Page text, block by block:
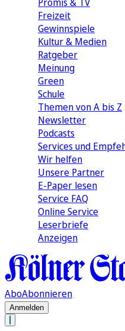
Freizeit
Gewinnspiele
Kultur & Medien
Ratgeber
Meinung
Green
Schule
Themen von A bis Z
Newsletter
Podcasts
Services und
Wir helfen
Unsere Partner
E-Paper lesen
Service FAQ
Online Service
Leserbriefe
Anzeigen
AboAbonnieren
Anmelden